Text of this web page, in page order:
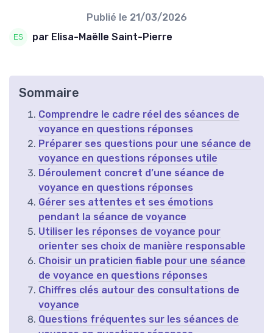
Publié le 21/03/2026
par Elisa-Maëlle Saint-Pierre
Sommaire
Comprendre le cadre réel des séances de
voyance en questions réponses
Préparer ses questions pour une séance de
voyance en questions réponses utile
Déroulement concret d’une séance de
voyance en questions réponses
Gérer ses attentes et ses émotions
pendant la séance de voyance
Utiliser les réponses de voyance pour
orienter ses choix de manière responsable
Choisir un praticien fiable pour une séance
de voyance en questions réponses
Chiffres clés autour des consultations de
voyance
Questions fréquentes sur les séances de